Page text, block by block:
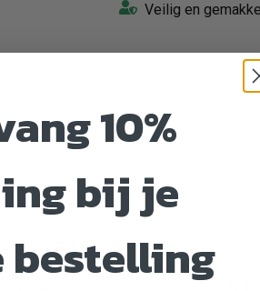
Veilig en
10%
bij je
bestelling